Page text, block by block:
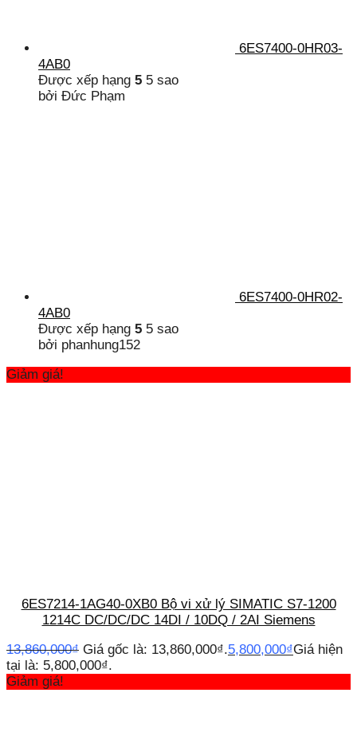
6ES7400-0HR03-
4AB0
Được xếp hạng 5 5 sao
bởi Đức Phạm
6ES7400-0HR02-
4AB0
Được xếp hạng 5 5 sao
bởi phanhung152
Giảm giá!
6ES7214-1AG40-0XB0 Bộ vi xử lý SIMATIC S7-1200
1214C DC/DC/DC 14DI / 10DQ / 2AI Siemens
13,860,000₫ Giá gốc là: 13,860,000₫.5,800,000₫Giá hiện
tại là: 5,800,000₫.
Giảm giá!